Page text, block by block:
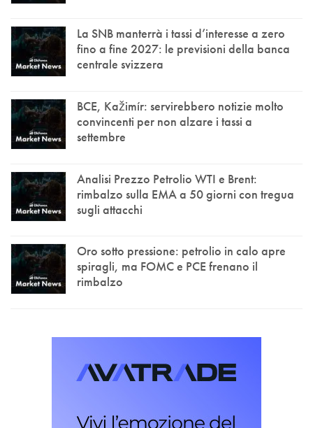
La SNB manterrà i tassi d’interesse a zero
fino a fine 2027: le previsioni della banca
centrale svizzera
BCE, Kažimír: servirebbero notizie molto
convincenti per non alzare i tassi a
settembre
Analisi Prezzo Petrolio WTI e Brent:
rimbalzo sulla EMA a 50 giorni con tregua
sugli attacchi
Oro sotto pressione: petrolio in calo apre
spiragli, ma FOMC e PCE frenano il
rimbalzo